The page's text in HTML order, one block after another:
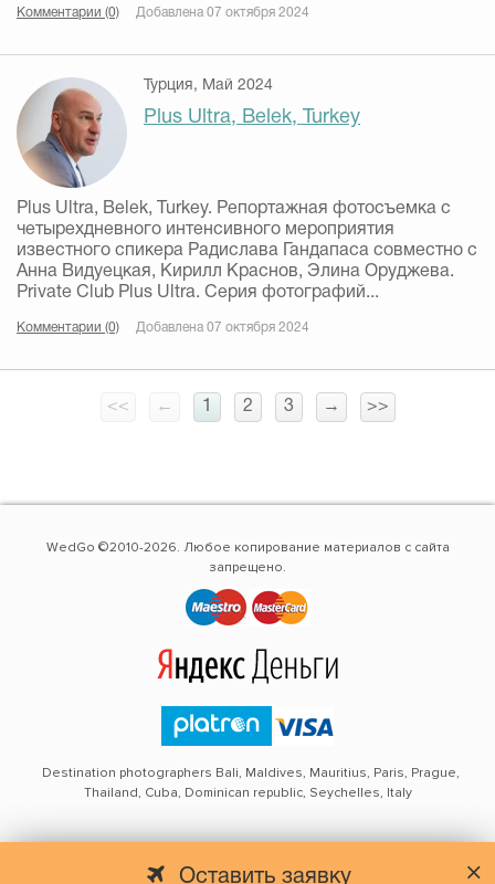
Оставить заявку
Комментарии (0) Добавлена 07 октября 2024
Турция, Май 2024
Plus Ultra, Belek, Turkey
Plus Ultra, Belek, Turkey. Репортажная фотосъемка с
четырехдневного интенсивного мероприятия
известного спикера Радислава Гандапаса совместно с
Анна Видуецкая, Кирилл Краснов, Элина Оруджева.
Private Club Plus Ultra. Серия фотографий...
Комментарии (0) Добавлена 07 октября 2024
<< ← 2 3 → >>
WedGo ©2010-2026. Любое копирование материалов с сайта
запрещено.
Destination photographers Bali, Maldives, Mauritius, Paris, Prague,
Thailand, Cuba, Dominican republic, Seychelles, Italy